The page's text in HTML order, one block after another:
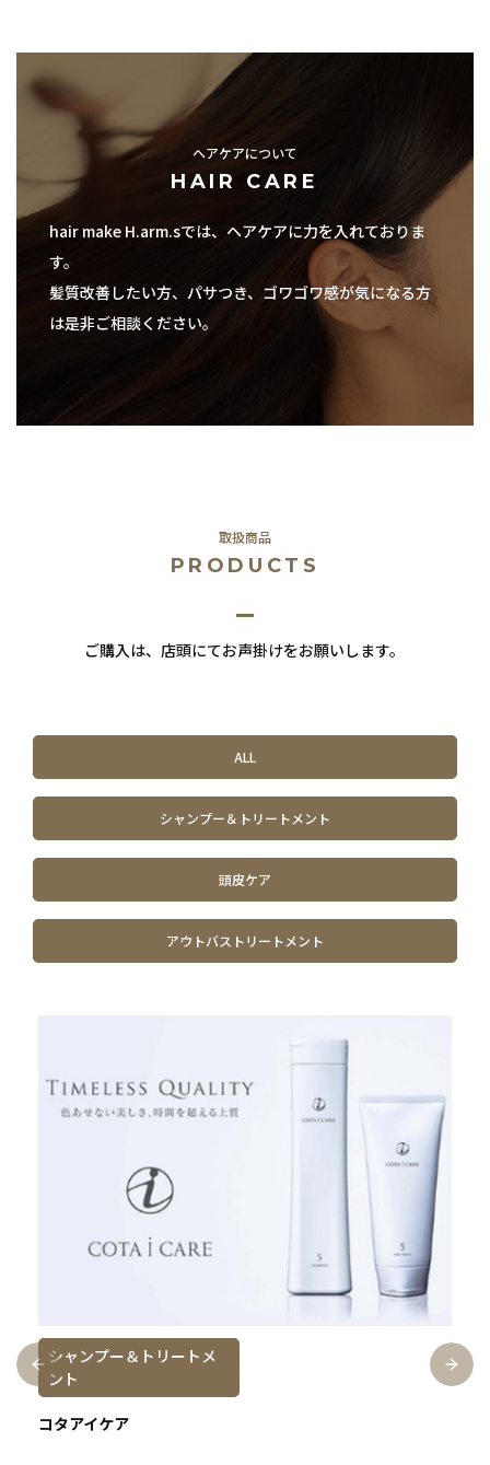
ヘアケアについて
HAIR CARE
hair make H.arm.sでは、ヘアケアに力を入れておりま
す。
髪質改善したい方、パサつき、ゴワゴワ感が気になる方
は是非ご相談ください。
取扱商品
PRODUCTS
ご購入は、店頭にてお声掛けをお願いします。
ALL
シャンプー＆トリートメント
頭皮ケア
アウトバストリートメント
シャンプー＆トリートメ
ント
コタアイケア